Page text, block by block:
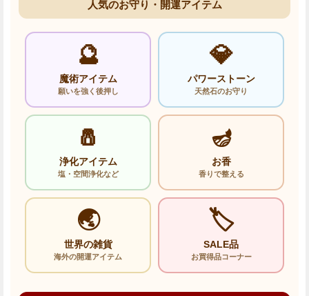
人気のお守り・開運アイテム
🔮
魔術アイテム
願いを強く後押し
💎
パワーストーン
天然石のお守り
🧂
浄化アイテム
塩・空間浄化など
🪔
お香
香りで整える
🌏
世界の雑貨
海外の開運アイテム
🏷️
SALE品
お買得品コーナー